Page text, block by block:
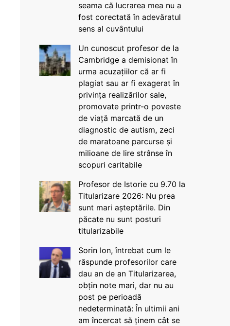
seama că lucrarea mea nu a
fost corectată în adevăratul
sens al cuvântului
Un cunoscut profesor de la
Cambridge a demisionat în
urma acuzațiilor că ar fi
plagiat sau ar fi exagerat în
privința realizărilor sale,
promovate printr-o poveste
de viață marcată de un
diagnostic de autism, zeci
de maratoane parcurse și
milioane de lire strânse în
scopuri caritabile
Profesor de Istorie cu 9.70 la
Titularizare 2026: Nu prea
sunt mari așteptările. Din
păcate nu sunt posturi
titularizabile
Sorin Ion, întrebat cum le
răspunde profesorilor care
dau an de an Titularizarea,
obțin note mari, dar nu au
post pe perioadă
nedeterminată: În ultimii ani
am încercat să ținem cât se